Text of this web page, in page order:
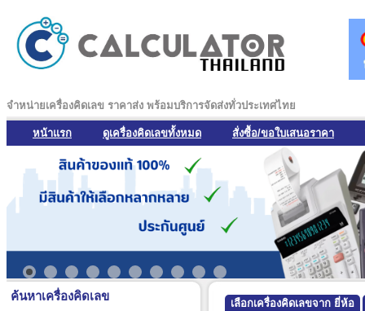
จำหน่ายเครื่องคิดเลข ราคาส่ง พร้อมบริการจัดส่งทั่วประเทศไทย
หน้าแรก ดูเครื่องคิดเลขทั้งหมด สั่งซื้อ/ขอใบเสนอราคา
ค้นหาเครื่องคิดเลข
เลือกเครื่องคิดเลขจาก ยี่ห้อ